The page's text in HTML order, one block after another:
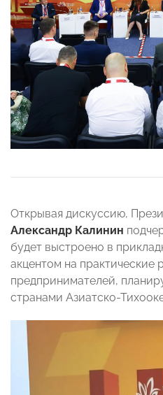
Открывая дискуссию,
Александр Калинин
будет выстроено в
акцентом на практические
предпринимателей,
странами Азиатско-